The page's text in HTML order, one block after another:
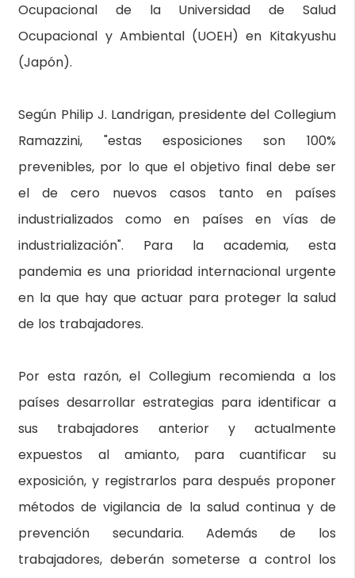
Ocupacional de la Universidad de Salud
Ocupacional y Ambiental (UOEH) en Kitakyushu
(Japón).
Según Philip J. Landrigan, presidente del Collegium
Ramazzini, "estas esposiciones son 100%
prevenibles, por lo que el objetivo final debe ser
el de cero nuevos casos tanto en países
industrializados como en países en vías de
industrialización". Para la academia, esta
pandemia es una prioridad internacional urgente
en la que hay que actuar para proteger la salud
de los trabajadores.
Por esta razón, el Collegium recomienda a los
países desarrollar estrategias para identificar a
sus trabajadores anterior y actualmente
expuestos al amianto, para cuantificar su
exposición, y registrarlos para después proponer
métodos de vigilancia de la salud continua y de
prevención secundaria. Además de los
trabajadores, deberán someterse a control los